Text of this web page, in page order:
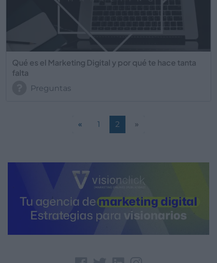
Qué es el Marketing Digital y por qué te hace tanta
falta
Preguntas
« 1 2 »